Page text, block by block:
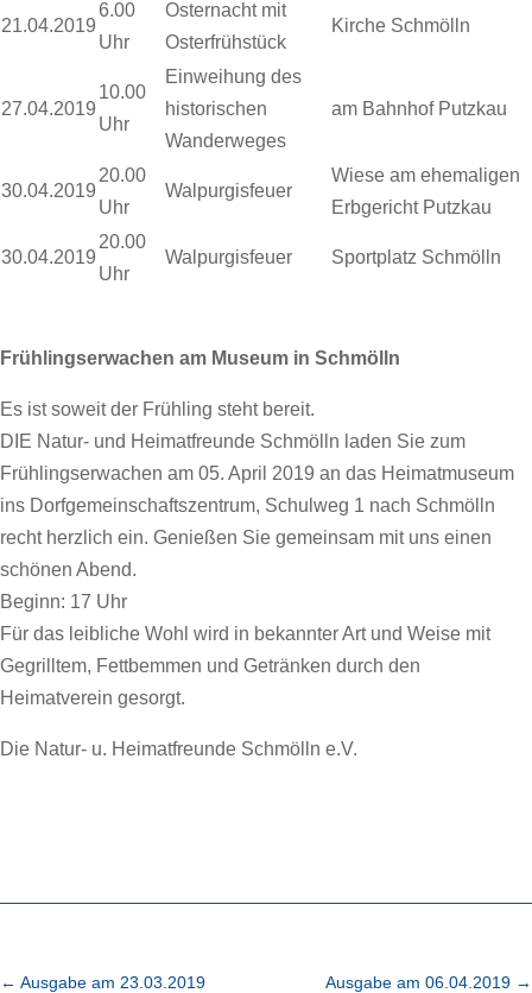
21.04.2019
6.00
Uhr
Osternacht mit
Osterfrühstück
Kirche Schmölln
27.04.2019
10.00
Uhr
Einweihung des
historischen
Wanderweges
am Bahnhof Putzkau
30.04.2019
20.00
Uhr
Walpurgisfeuer
Wiese am ehemaligen
Erbgericht Putzkau
30.04.2019
20.00
Uhr
Walpurgisfeuer Sportplatz Schmölln
Frühlingserwachen am Museum in Schmölln
Es ist soweit der Frühling steht bereit.
DIE Natur- und Heimatfreunde Schmölln laden Sie zum
Frühlingserwachen am 05. April 2019 an das Heimatmuseum
ins Dorfgemeinschaftszentrum, Schulweg 1 nach Schmölln
recht herzlich ein. Genießen Sie gemeinsam mit uns einen
schönen Abend.
Beginn: 17 Uhr
Für das leibliche Wohl wird in bekannter Art und Weise mit
Gegrilltem, Fettbemmen und Getränken durch den
Heimatverein gesorgt.
Die Natur- u. Heimatfreunde Schmölln e.V.
← Ausgabe am 23.03.2019 Ausgabe am 06.04.2019 →